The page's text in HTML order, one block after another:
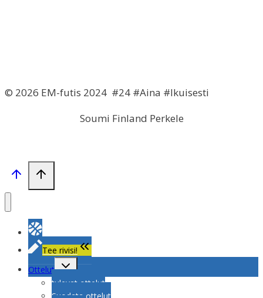
© 2026 EM-futis 2024 #24 #Aina #Ikuisesti
Soumi Finland Perkele
Tee rivisi!
Ottelut
Toggle
child
menu
tulevat ottelut
Suodata ottelut